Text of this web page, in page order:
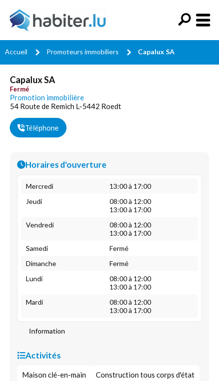
Accueil Promoteurs immobiliers Capalux SA
Capalux SA
Fermé
Promotion immobilière
54 Route de Remich L-5442 Roedt
Téléphone
Horaires d'ouverture
Mercredi
13:00 à 17:00
Jeudi
08:00 à 12:00
13:00 à 17:00
Vendredi
08:00 à 12:00
13:00 à 17:00
Samedi
Fermé
Dimanche
Fermé
Lundi
08:00 à 12:00
13:00 à 17:00
Mardi
08:00 à 12:00
13:00 à 17:00
Information
Activités
Maison clé-en-main Construction tous corps d'état